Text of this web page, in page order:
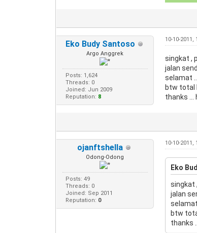
Eko Budy Santoso
Argo Anggrek
Posts: 1,624
Threads: 0
Joined: Jun 2009
Reputation: 8
10-10-2011,
singkat ,
jalan
selamat
btw total
thanks ...
ojanftshella
Odong-Odong
Posts: 49
Threads: 0
Joined: Sep 2011
Reputation: 0
10-10-2011,
Eko
singkat
jalan
btw
thanks